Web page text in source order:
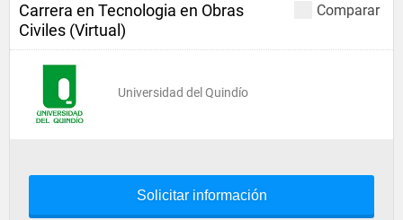
Comparar
Carrera en Tecnologia en Obras
Civiles (Virtual)
Universidad del Quindío
Solicitar información